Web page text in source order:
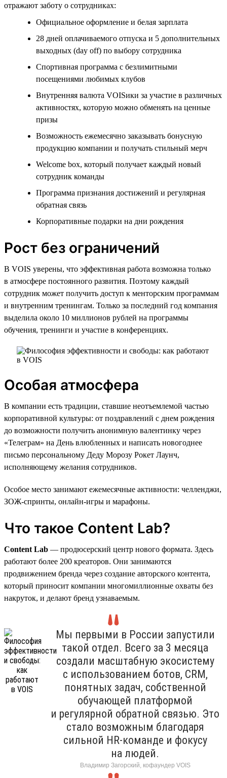
отражают заботу о сотрудниках:
Официальное оформление и белая зарплата
28 дней оплачиваемого отпуска и 5 дополнительных
выходных (day off) по выбору сотрудника
Спортивная программа с безлимитными
посещениями любимых клубов
Внутренняя валюта VOISики за участие в различных
активностях, которую можно обменять на ценные
призы
Возможность ежемесячно заказывать бонусную
продукцию компании и получать стильный мерч
Welcome box, который получает каждый новый
сотрудник команды
Программа признания достижений и регулярная
обратная связь
Корпоративные подарки на дни рождения
Рост без ограничений
В VOIS уверены, что эффективная работа возможна только
в атмосфере постоянного развития. Поэтому каждый
сотрудник может получить доступ к менторским программам
и внутренним тренингам. Только за последний год компания
выделила около 10 миллионов рублей на программы
обучения, тренинги и участие в конференциях.
Особая атмосфера
В компании есть традиции, ставшие неотъемлемой частью
корпоративной культуры: от поздравлений с днем рождения
до возможности получить анонимную валентинку через
«Телеграм» на День влюбленных и написать новогоднее
письмо персональному Деду Морозу Рокет Лаунч,
исполняющему желания сотрудников.
Особое место занимают ежемесячные активности: челленджи,
ЗОЖ-спринты, онлайн-игры и марафоны.
Что такое Content Lab?
Content Lab — продюсерский центр нового формата. Здесь
работают более 200 креаторов. Они занимаются
продвижением бренда через создание авторского контента,
который приносит компании многомиллионные охваты без
накруток, и делают бренд узнаваемым.
Мы первыми в России запустили
такой отдел. Всего за 3 месяца
создали масштабную экосистему
с использованием ботов, CRM,
понятных задач, собственной
обучающей платформой
и регулярной обратной связью. Это
стало возможным благодаря
сильной HR-команде и фокусу
на людей.
Владимир Загорский, кофаундер VOIS